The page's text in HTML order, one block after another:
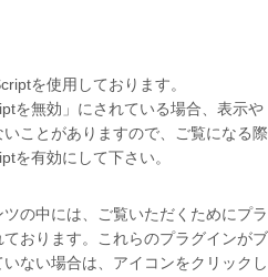
を使用しております。
を無効」にされている場合、表示や
ことがありますので、ご覧になる際
を有効にして下さい。
の中には、ご覧いただくためにプラ
おります。これらのプラグインがブ
ない場合は、アイコンをクリックし